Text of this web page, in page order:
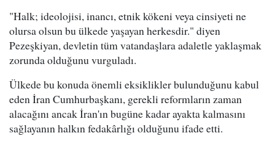
"Halk; ideolojisi, inancı, etnik kökeni veya cinsiyeti ne
olursa olsun bu ülkede yaşayan herkesdir." diyen
Pezeşkiyan, devletin tüm vatandaşlara adaletle yaklaşmak
zorunda olduğunu vurguladı.
Ülkede bu konuda önemli eksiklikler bulunduğunu kabul
eden İran Cumhurbaşkanı, gerekli reformların zaman
alacağını ancak İran'ın bugüne kadar ayakta kalmasını
sağlayanın halkın fedakârlığı olduğunu ifade etti.